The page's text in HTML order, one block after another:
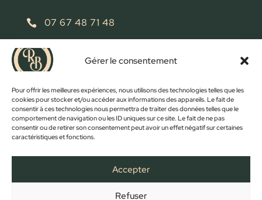
Gérer le consentement
Pour offrir les meilleures expériences, nous utilisons des technologies telles que les
cookies pour stocker et/ou accéder aux informations des appareils. Le fait de
consentir à ces technologies nous permettra de traiter des données telles que le
comportement de navigation ou les ID uniques sur ce site. Le fait de ne pas
consentir ou de retirer son consentement peut avoir un effet négatif sur certaines
caractéristiques et fonctions.
Accepter
Refuser
 07 67 48 71 48
 retrobroc85@gmail.com
BOUTIQUE